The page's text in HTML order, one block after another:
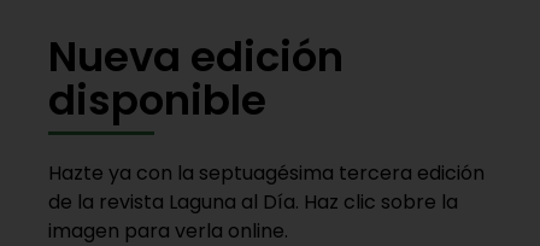
Nueva edición
disponible
Hazte ya con la septuagésima tercera edición
de la revista Laguna al Día. Haz clic sobre la
imagen para verla online.